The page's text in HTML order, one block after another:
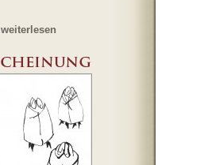
weiterlesen